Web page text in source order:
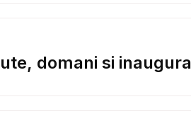
domani si